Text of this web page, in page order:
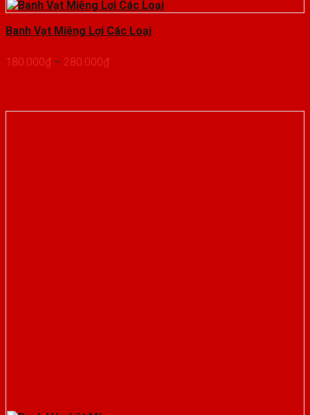
Banh Vạt Miệng Lợi Các Loại
180.000₫ – 280.000₫Khoảng
đến